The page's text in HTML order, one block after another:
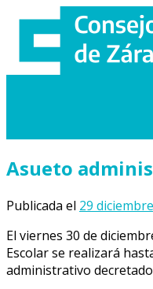
contenido
Asueto
Publicada el 29
El viernes 30 de
Escolar se realizará
administrativo